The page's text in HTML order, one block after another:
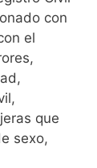
con
el
que
sexo,